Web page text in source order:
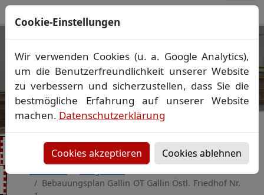
Ihr Vermessungsbüro in
Mecklenburg-Vorpommern
Wir vermessen Ihr Grundstück
Lageplan Absteckung▪Bauvermessung ▪
Gebäudeeinmessung
Grenzfeststellung▪Amtliche Auskünfte und
Vorheriges Bild
Bebauungsplan Gallin OT Gallin Östl. Friedhof Nr.
Cookie-Einstellungen
Wir verwenden Cookies (u. a. Google Analytics),
um die Benutzerfreundlichkeit unserer Website
zu verbessern und sicherzustellen, dass Sie die
bestmögliche Erfahrung auf unserer Website
machen. Datenschutzerklärung
Cookies akzeptieren Cookies ablehnen